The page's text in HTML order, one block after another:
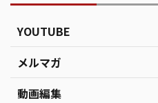
YOUTUBE
メルマガ
動画編集